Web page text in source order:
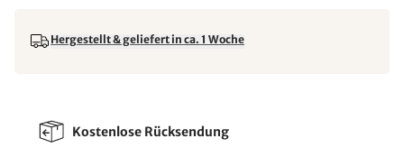
Hergestellt & geliefert in ca. 1 Woche
Kostenlose Rücksendung